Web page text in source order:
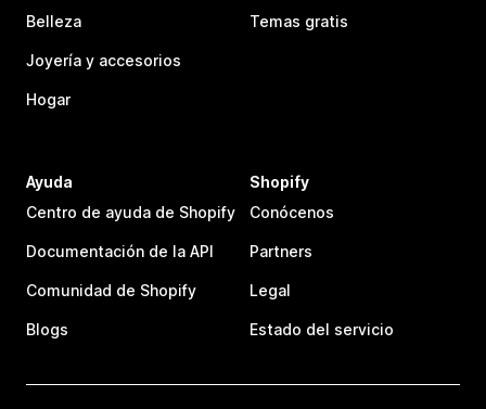
Belleza
Joyería y accesorios
Hogar
Temas gratis
Ayuda
Centro de ayuda de Shopify
Documentación de la API
Comunidad de Shopify
Blogs
Shopify
Conócenos
Partners
Legal
Estado del servicio